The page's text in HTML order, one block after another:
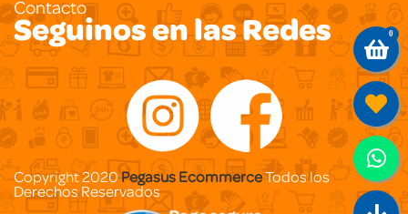
Contacto
Seguinos en las Redes 0
Copyright 2020Pegasus EcommerceTodos los
Derechos Reservados